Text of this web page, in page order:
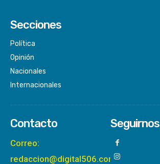
Secciones
Política
Opinión
Nacionales
Internacionales
Contacto
Correo:
redaccion@digital506.com
Seguirnos